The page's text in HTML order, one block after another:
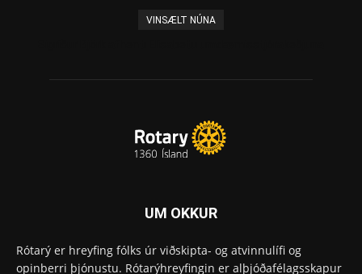
VINSÆLT NÚNA
UM OKKUR
Rótarý er hreyfing fólks úr viðskipta- og atvinnulífi og
opinberri þjónustu. Rótarýhreyfingin er alþjóðafélagsskapur